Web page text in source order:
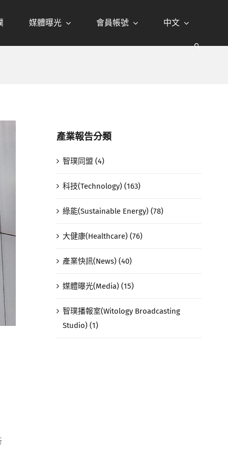
媒體曝光 會員帳號 中文
產業報告分類
智璞同盟 (4)
科技(Technology) (163)
綠能(Sustainable Energy) (78)
大健康(Healthcare) (76)
產業快訊(News) (40)
媒體曝光(Media) (15)
智璞播報室(Witology Broadcasting
Studio) (1)